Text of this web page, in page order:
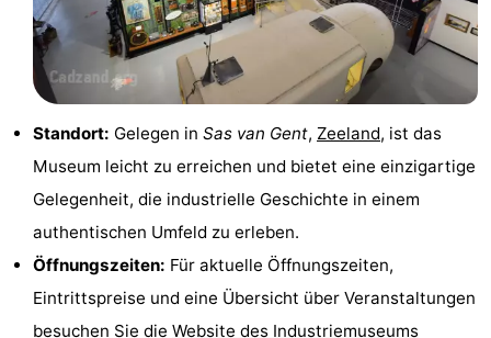
Forum
Route
-
Medizin
Zeeland
Standort: Gelegen in Sas van Gent, Zeeland, ist das
Museum leicht zu erreichen und bietet eine einzigartige
Gelegenheit, die industrielle Geschichte in einem
authentischen Umfeld zu erleben.
Öffnungszeiten: Für aktuelle Öffnungszeiten,
Eintrittspreise und eine Übersicht über Veranstaltungen
besuchen Sie die Website des Industriemuseums